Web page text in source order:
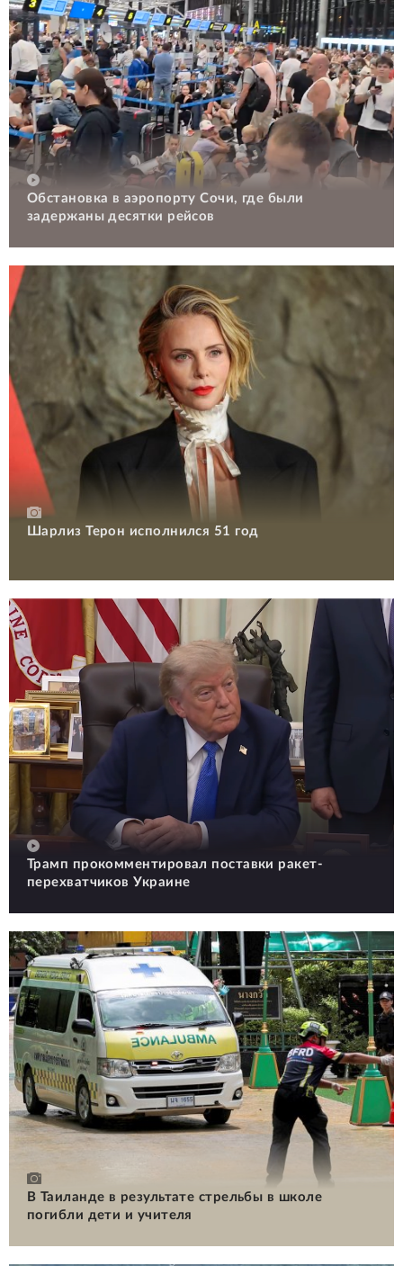
Обстановка в аэропорту Сочи, где были
задержаны десятки рейсов
Шарлиз Терон исполнился 51 год
Трамп прокомментировал поставки ракет-
перехватчиков Украине
В Таиланде в результате стрельбы в школе
погибли дети и учителя